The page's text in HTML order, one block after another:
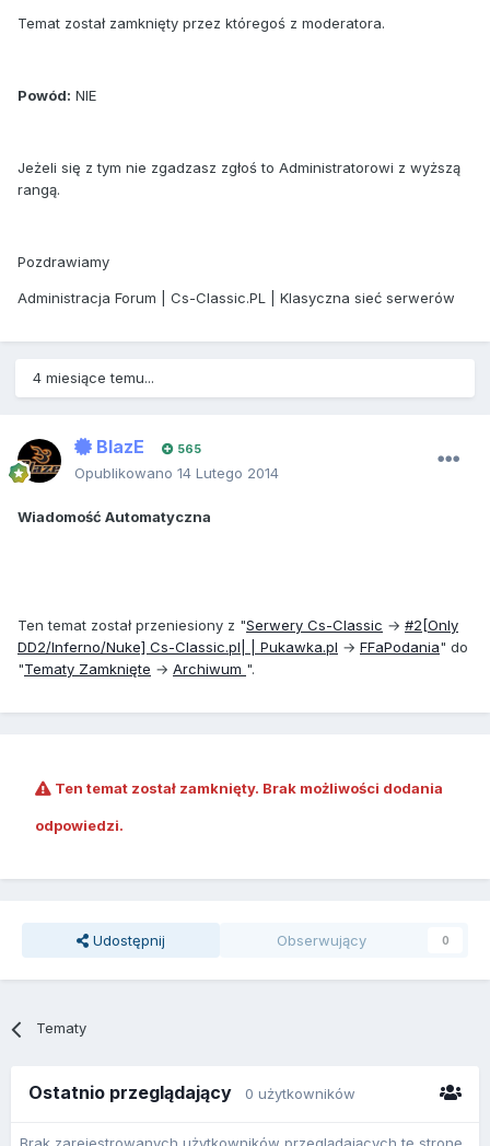
Temat został zamknięty przez któregoś z moderatora.
Powód: NIE
Jeżeli się z tym nie zgadzasz zgłoś to Administratorowi z wyższą
rangą.
Pozdrawiamy
Administracja Forum | Cs-Classic.PL | Klasyczna sieć serwerów
4 miesiące temu...
BlazE 565
Opublikowano 14 Lutego 2014
Wiadomość Automatyczna
Ten temat został przeniesiony z "Serwery Cs-Classic → #2[Only
DD2/Inferno/Nuke] Cs-Classic.pl| | Pukawka.pl → FFaPodania" do
"Tematy Zamknięte → Archiwum ".
Ten temat został zamknięty. Brak możliwości dodania
odpowiedzi.
Udostępnij Obserwujący 0
Tematy
Ostatnio przeglądający 0 użytkowników